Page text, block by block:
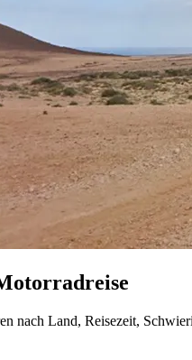
nach Land, Reisezeit,